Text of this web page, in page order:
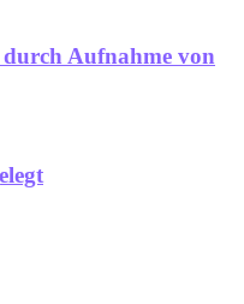
Aufnahme von